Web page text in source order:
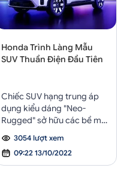
Honda Trình Làng Mẫu
SUV Thuần Điện Đầu Tiên
Chiếc SUV hạng trung áp
dụng kiểu dáng "Neo-
Rugged" sở hữu các bề mặt
tế. Đồng thời, hệ thống
truyền động Ultium của
Honda Prologue được cung
3054 lượt xem
09:22 13/10/2022